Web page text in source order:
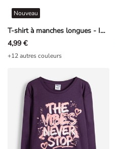
T-shirt à manches longues - Impression avant - Brun
Nouveau
4,99 €
+12 autres couleurs